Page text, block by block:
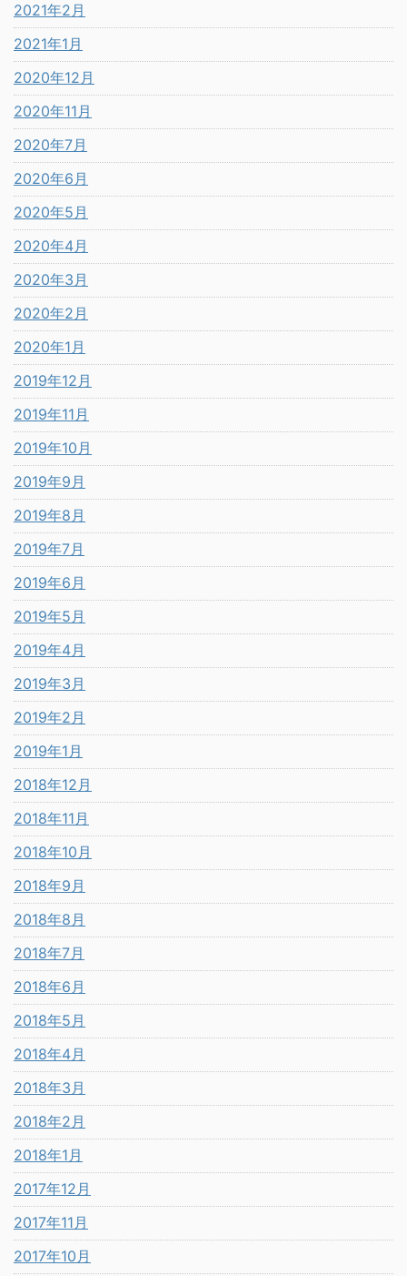
2021年2月
2021年1月
2020年12月
2020年11月
2020年7月
2020年6月
2020年5月
2020年4月
2020年3月
2020年2月
2020年1月
2019年12月
2019年11月
2019年10月
2019年9月
2019年8月
2019年7月
2019年6月
2019年5月
2019年4月
2019年3月
2019年2月
2019年1月
2018年12月
2018年11月
2018年10月
2018年9月
2018年8月
2018年7月
2018年6月
2018年5月
2018年4月
2018年3月
2018年2月
2018年1月
2017年12月
2017年11月
2017年10月